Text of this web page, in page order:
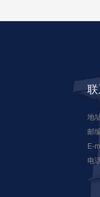
地
邮
E-
电